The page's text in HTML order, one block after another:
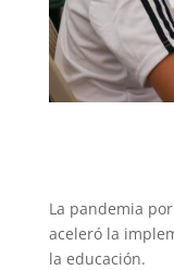
La pandemia
aceleró la
la educación.